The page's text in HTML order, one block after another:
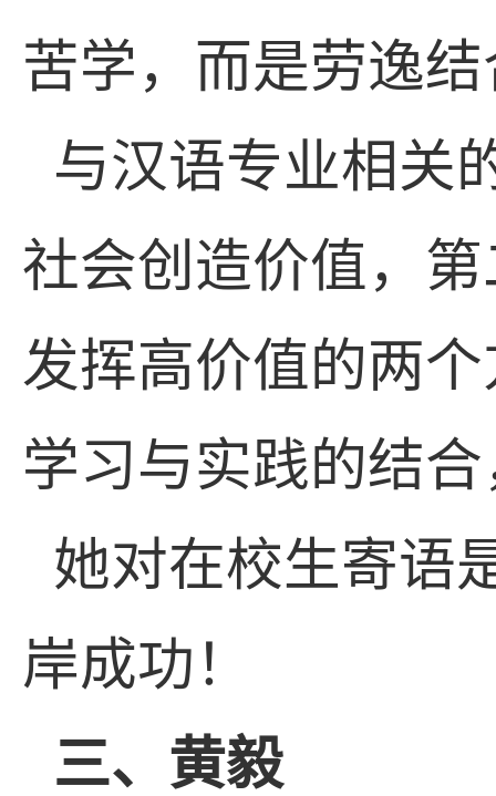
苦学，而是劳逸
与汉语专业相关
社会创造价值，
发挥高价值的两
学习与实践的结
她对在校生寄语
岸成功！
三、黄毅